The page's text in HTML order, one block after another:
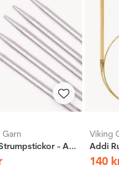
Addi Strumpstickor - Aluminium
Viking
140